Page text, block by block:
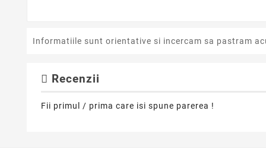
Informatiile sunt orientative si incercam sa pastram
Recenzii
Fii primul / prima care isi spune parerea !